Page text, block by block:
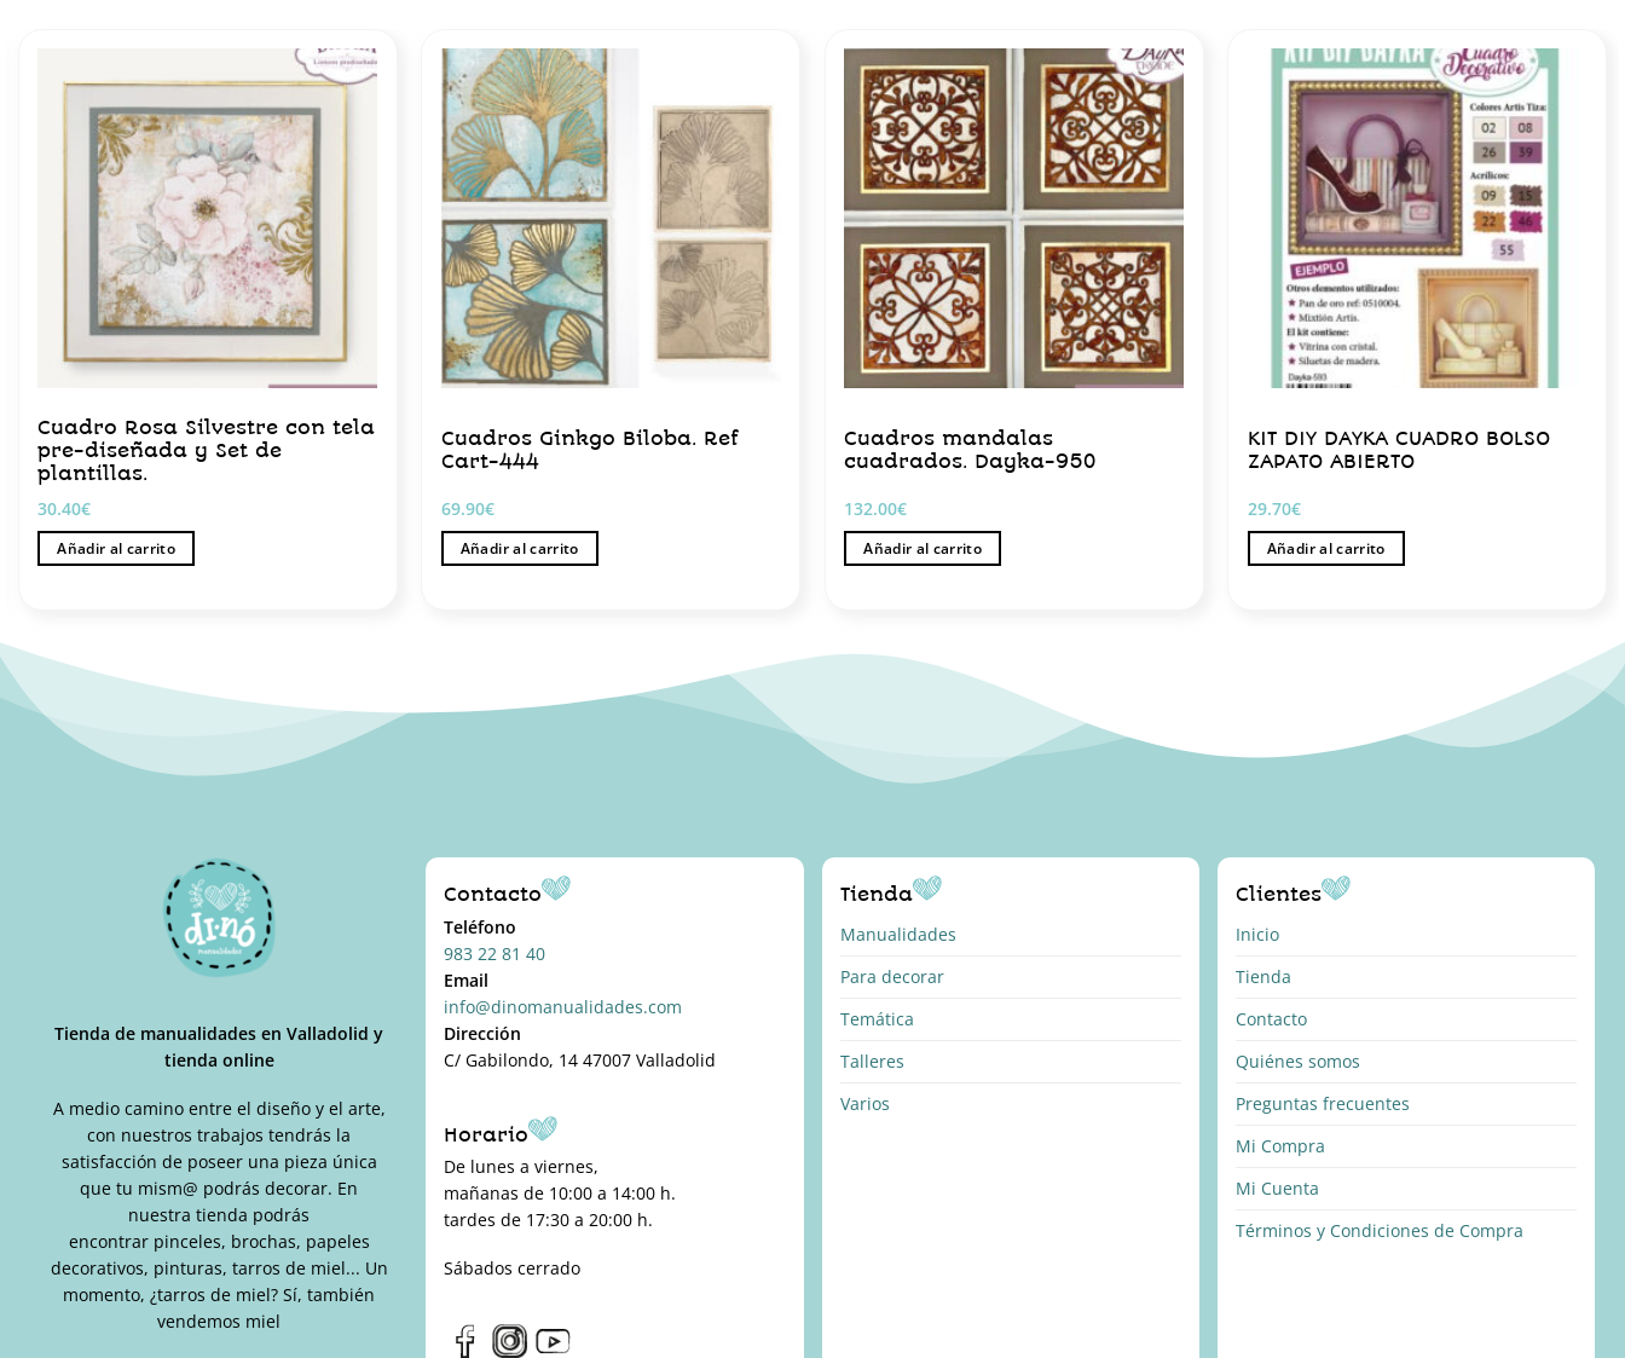
Cuadro Rosa Silvestre con tela
pre-diseñada y Set de
plantillas.
30.40€
Añadir al carrito
Cuadros Ginkgo Biloba. Ref
Cart-444
69.90€
Añadir al carrito
Cuadros mandalas
cuadrados. Dayka-950
132.00€
Añadir al carrito
KIT DIY DAYKA CUADRO BOLSO
ZAPATO ABIERTO
29.70€
Añadir al carrito
Tienda de manualidades en Valladolid y
tienda online
A medio camino entre el diseño y el arte,
con nuestros trabajos tendrás la
satisfacción de poseer una pieza única
que tu mism@ podrás decorar. En
nuestra tienda podrás
encontrar pinceles, brochas, papeles
decorativos, pinturas, tarros de miel... Un
momento, ¿tarros de miel? Sí, también
vendemos miel
Contacto
Teléfono
983 22 81 40
Email
info@dinomanualidades.com
Dirección
C/ Gabilondo, 14 47007 Valladolid
Horario
De lunes a viernes,
mañanas de 10:00 a 14:00 h.
tardes de 17:30 a 20:00 h.
Sábados cerrado
Tienda
Manualidades
Para decorar
Temática
Talleres
Varios
Clientes
Inicio
Tienda
Contacto
Quiénes somos
Preguntas frecuentes
Mi Compra
Mi Cuenta
Términos y Condiciones de Compra